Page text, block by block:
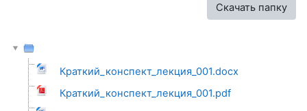
Скачать папку
Краткий_конспект_лекция_001.docx
Краткий_конспект_лекция_001.pdf